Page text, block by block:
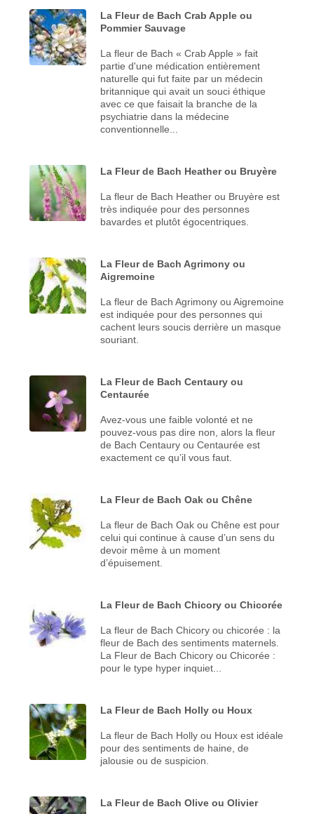
La Fleur de Bach Crab Apple ou
Pommier Sauvage
La fleur de Bach « Crab Apple » fait
partie d'une médication entièrement
naturelle qui fut faite par un médecin
britannique qui avait un souci éthique
avec ce que faisait la branche de la
psychiatrie dans la médecine
conventionnelle...
La Fleur de Bach Heather ou Bruyère
La fleur de Bach Heather ou Bruyère est
très indiquée pour des personnes
bavardes et plutôt égocentriques.
La Fleur de Bach Agrimony ou
Aigremoine
La fleur de Bach Agrimony ou Aigremoine
est indiquée pour des personnes qui
cachent leurs soucis derrière un masque
souriant.
La Fleur de Bach Centaury ou
Centaurée
Avez-vous une faible volonté et ne
pouvez-vous pas dire non, alors la fleur
de Bach Centaury ou Centaurée est
exactement ce qu’il vous faut.
La Fleur de Bach Oak ou Chêne
La fleur de Bach Oak ou Chêne est pour
celui qui continue à cause d’un sens du
devoir même à un moment
d’épuisement.
La Fleur de Bach Chicory ou Chicorée
La fleur de Bach Chicory ou chicorée : la
fleur de Bach des sentiments maternels.
La Fleur de Bach Chicory ou Chicorée :
pour le type hyper inquiet...
La Fleur de Bach Holly ou Houx
La fleur de Bach Holly ou Houx est idéale
pour des sentiments de haine, de
jalousie ou de suspicion.
La Fleur de Bach Olive ou Olivier